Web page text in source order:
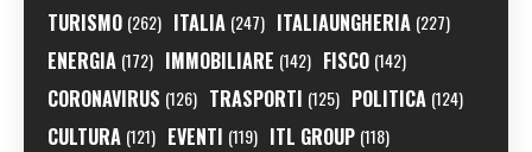
TURISMO (262) ITALIA (247) ITALIAUNGHERIA (227)
ENERGIA (172) IMMOBILIARE (142) FISCO (142)
CORONAVIRUS (126) TRASPORTI (125) POLITICA (124)
CULTURA (121) EVENTI (119) ITL GROUP (118)